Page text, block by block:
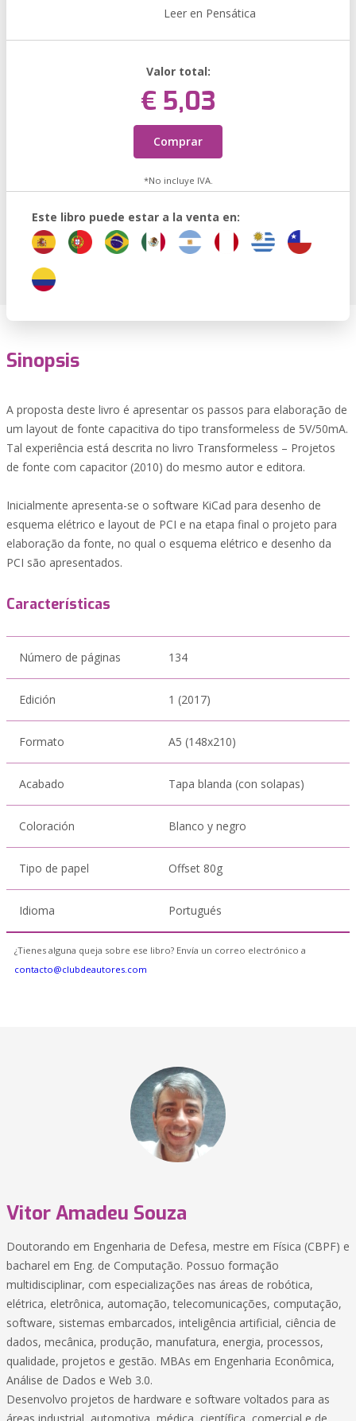
Leer en Pensática
Valor total:
€ 5,03
Comprar
*No incluye IVA.
Este libro puede estar a la venta en:
Sinopsis
A proposta deste livro é apresentar os passos para elaboração de
um layout de fonte capacitiva do tipo transformeless de 5V/50mA.
Tal experiência está descrita no livro Transformeless – Projetos
de fonte com capacitor (2010) do mesmo autor e editora.
Inicialmente apresenta-se o software KiCad para desenho de
esquema elétrico e layout de PCI e na etapa final o projeto para
elaboração da fonte, no qual o esquema elétrico e desenho da
PCI são apresentados.
Características
Número de páginas 134
Edición 1 (2017)
Formato A5 (148x210)
Acabado Tapa blanda (con solapas)
Coloración Blanco y negro
Tipo de papel Offset 80g
Idioma Portugués
¿Tienes alguna queja sobre ese libro? Envía un correo electrónico a
contacto@clubdeautores.com
Vitor Amadeu Souza
Doutorando em Engenharia de Defesa, mestre em Física (CBPF) e
bacharel em Eng. de Computação. Possuo formação
multidisciplinar, com especializações nas áreas de robótica,
elétrica, eletrônica, automação, telecomunicações, computação,
software, sistemas embarcados, inteligência artificial, ciência de
dados, mecânica, produção, manufatura, energia, processos,
qualidade, projetos e gestão. MBAs em Engenharia Econômica,
Análise de Dados e Web 3.0.
Desenvolvo projetos de hardware e software voltados para as